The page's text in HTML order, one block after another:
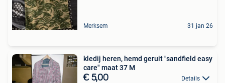
Merksem 31 jan 26
kledij heren, hemd geruit "sandfield easy
care" maat 37 M
€ 5,00 Details